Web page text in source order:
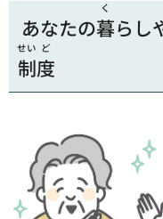
あなたの暮
く
らし
制
せい
度
ど